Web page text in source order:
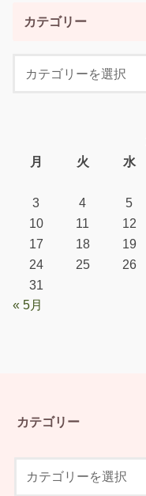
カテゴリー
月
火 水
3
4 5
10
11 12
17
18 19
24
25 26
31
« 5月
カテゴリー